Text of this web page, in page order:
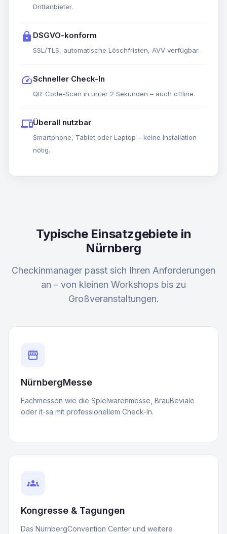
Drittanbieter.
lock DSGVO-konform
SSL/TLS, automatische Löschfristen, AVV verfügbar.
speedSchneller Check-In
QR-Code-Scan in unter 2 Sekunden – auch offline.
devicesÜberall nutzbar
Smartphone, Tablet oder Laptop – keine Installation
nötig.
Typische Einsatzgebiete in
Nürnberg
Checkinmanager passt sich Ihren Anforderungen
an – von kleinen Workshops bis zu
Großveranstaltungen.
storefront
NürnbergMesse
Fachmessen wie die Spielwarenmesse, BrauBeviale
oder it-sa mit professionellem Check-In.
groups
Kongresse & Tagungen
Das NürnbergConvention Center und weitere